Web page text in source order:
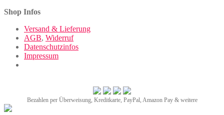
Shop Infos
Versand & Lieferung
AGB, Widerruf
Datenschutzinfos
Impressum